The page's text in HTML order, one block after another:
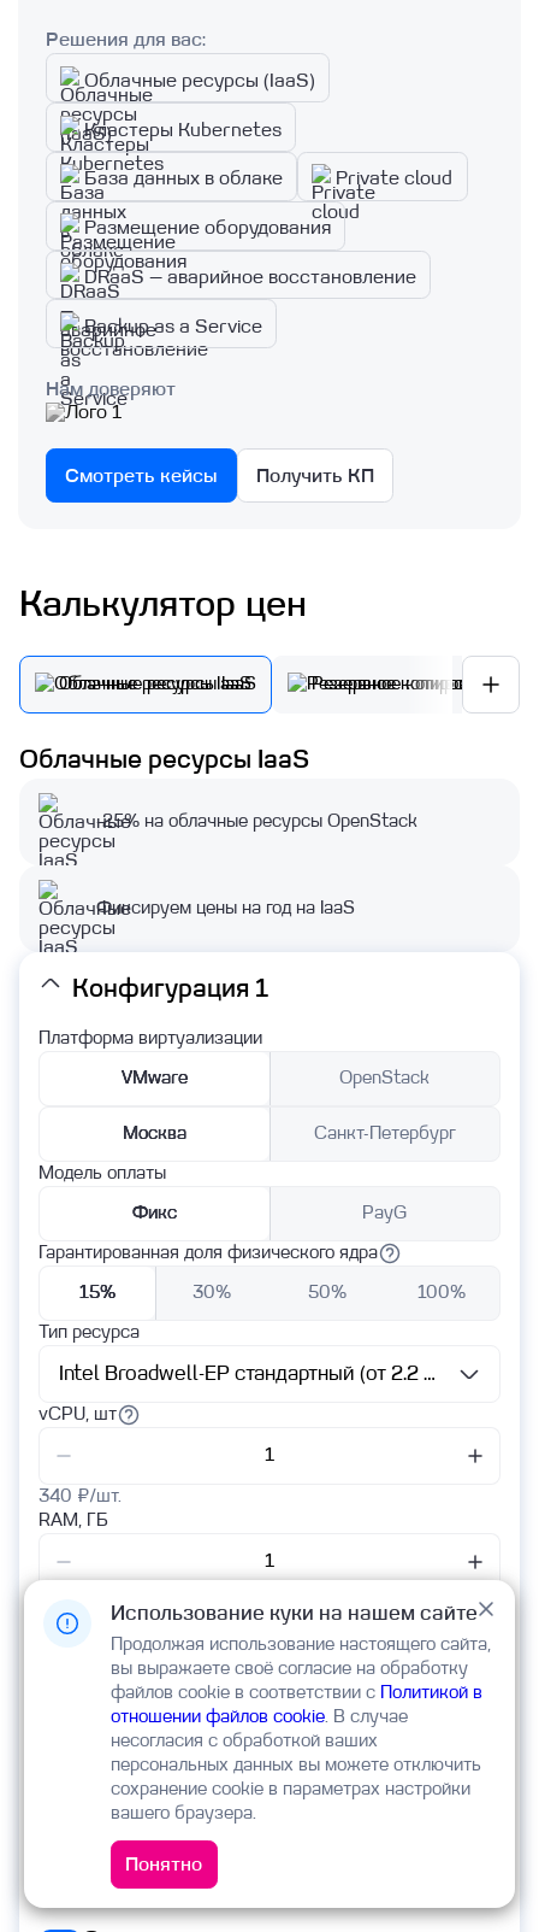
Решения для вас:
Облачные ресурсы (IaaS)
Кластеры Kubernetes
База данных в облаке Private cloud
Размещение оборудования
DRaaS — аварийное восстановление
Backup as a Service
Нам доверяют
Смотреть кейсы Получить КП
Калькулятор цен
Облачные ресурсы IaaS Резервное копирование
Объектное хранилище S3
Облачные вычисления GPU
Частное облако
Аварийное восстановление DRaaS
Антивирус
Облачные ресурсы IaaS
-25% на облачные ресурсы OpenStack
Фиксируем цены на год на IaaS
Конфигурация 1
Платформа виртуализации
VMware
OpenStack
Москва
Санкт-Петербург
Модель оплаты
Фикс
PayG
Гарантированная доля физического ядра
15%
30% 50%
100%
Тип ресурса
vCPU, шт
340 ₽/шт.
RAM, ГБ
₽/ГБ
Диски, ГБ
Виртуальный диск 1
Добавить еще один диск
Использование куки на нашем сайте
Продолжая использование настоящего сайта,
вы выражаете своё согласие на обработку
файлов cookie в соответствии с Политикой в
отношении файлов cookie. В случае
несогласия с обработкой ваших
персональных данных вы можете отключить
сохранение cookie в параметрах настройки
вашего браузера.
Понятно